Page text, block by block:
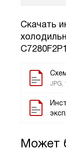
Скачать
C7280F2P1
JPG,
Может